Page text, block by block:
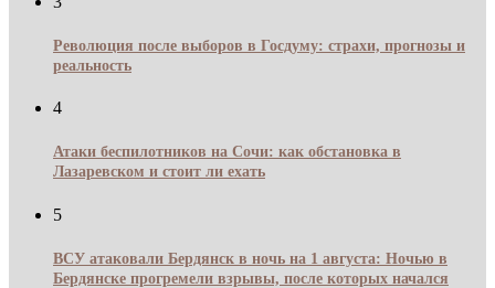
Революция после выборов в Госдуму: страхи, прогнозы и
реальность
4
Атаки беспилотников на Сочи: как обстановка в
Лазаревском и стоит ли ехать
5
ВСУ атаковали Бердянск в ночь на 1 августа: Ночью в
Бердянске прогремели взрывы, после которых начался